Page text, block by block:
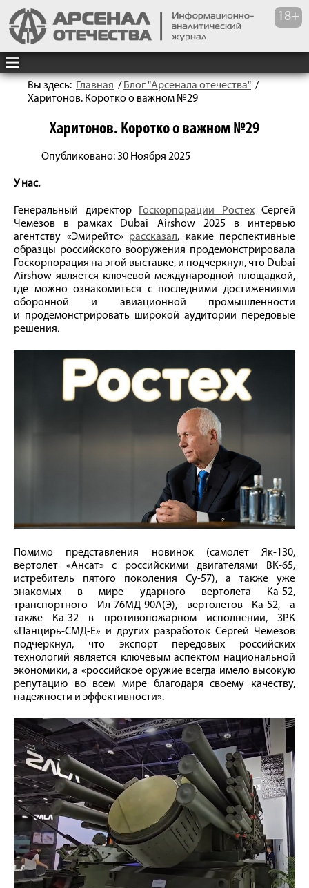
Вы здесь: Главная / Блог "Арсенала отечества" /
Харитонов. Коротко о важном №29
Харитонов. Коротко о важном №29
Опубликовано: 30 Ноября 2025
У нас.
Генеральный директор Госкорпорации РостехСергей
Чемезов в рамках Dubai Airshow 2025 в интервью
агентству «Эмирейтс» рассказал, какие перспективные
образцы российского вооружения продемонстрировала
Госкорпорация на этой выставке, и подчеркнул, что Dubai
Airshow является ключевой международной площадкой,
где можно ознакомиться с последними достижениями
оборонной и авиационной промышленности
и продемонстрировать широкой аудитории передовые
решения.
Помимо представления новинок (самолет Як-130,
вертолет «Ансат» с российскими двигателями ВК-65,
истребитель пятого поколения Су-57), а также уже
знакомых в мире ударного вертолета Ка-52,
транспортного Ил-76МД-90А(Э), вертолетов Ка-52, а
также Ка-32 в противопожарном исполнении, ЗРК
«Панцирь-СМД-Е» и других разработок Сергей Чемезов
подчеркнул, что экспорт передовых российских
технологий является ключевым аспектом национальной
экономики, а «российское оружие всегда имело высокую
репутацию во всем мире благодаря своему качеству,
надежности и эффективности».